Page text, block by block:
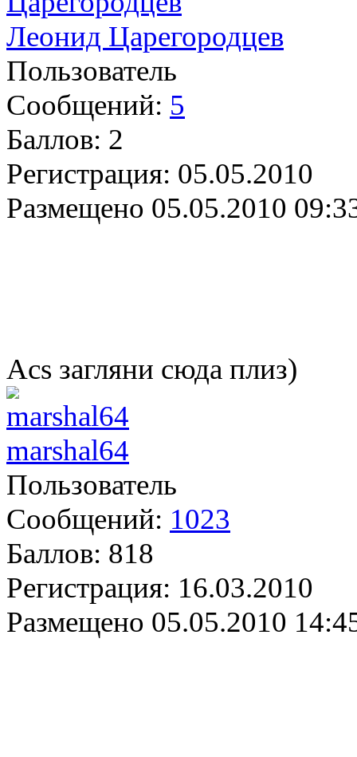
Леонид Царегородцев
Пользователь
Сообщений: 5
Баллов: 2
Регистрация: 05.05.2010
Размещено 05.05.2010
Acs загляни сюда плиз)
marshal64
Пользователь
Сообщений: 1023
Баллов: 818
Регистрация: 16.03.2010
Размещено 05.05.2010